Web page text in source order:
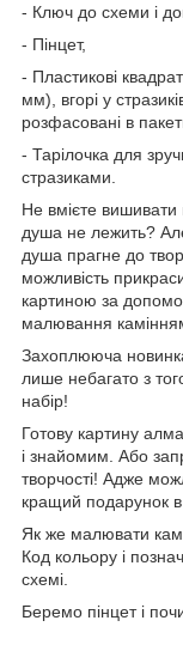
- Ключ до схеми і
- Пінцет,
- Пластикові
мм), вгорі у
розфасовані в
- Тарілочка для
стразиками.
Не вмієте
душа не лежить?
душа прагне до
можливість
картиною за
малювання
Захоплююча новинка
лише небагато з
набір!
Готову картину
і знайомим. Або
творчості! Адже
кращий подарунок
Як же малювати
Код кольору і
схемі.
Беремо пінцет і